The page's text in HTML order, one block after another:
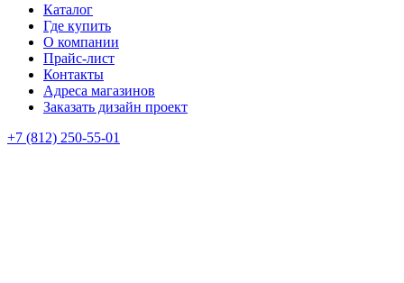
Каталог
Где купить
О компании
Прайс-лист
Контакты
Адреса магазинов
Заказать дизайн проект
+7 (812) 250-55-01